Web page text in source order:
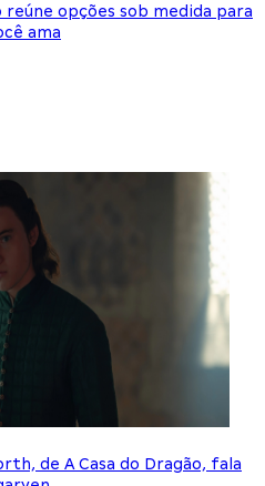
opções sob medida para
ama
de A Casa do Dragão, fala